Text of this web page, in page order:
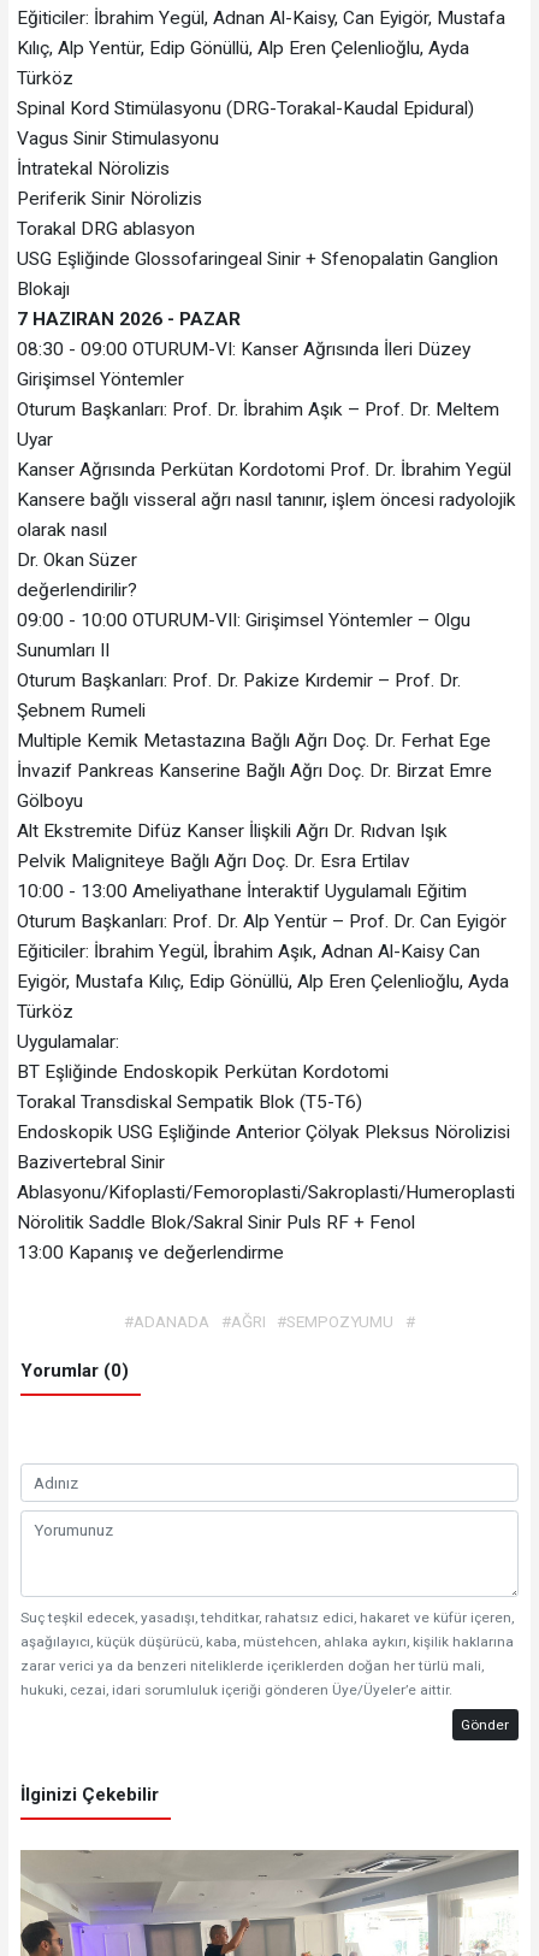
Eğiticiler: İbrahim Yegül, Adnan Al-Kaisy, Can Eyigör, Mustafa
Kılıç, Alp Yentür, Edip Gönüllü, Alp Eren Çelenlioğlu, Ayda
Türköz
Spinal Kord Stimülasyonu (DRG-Torakal-Kaudal Epidural)
Vagus Sinir Stimulasyonu
İntratekal Nörolizis
Periferik Sinir Nörolizis
Torakal DRG ablasyon
USG Eşliğinde Glossofaringeal Sinir + Sfenopalatin Ganglion
Blokajı
7 HAZIRAN 2026 - PAZAR
08:30 - 09:00 OTURUM-VI: Kanser Ağrısında İleri Düzey
Girişimsel Yöntemler
Oturum Başkanları: Prof. Dr. İbrahim Aşık – Prof. Dr. Meltem
Uyar
Kanser Ağrısında Perkütan Kordotomi Prof. Dr. İbrahim Yegül
Kansere bağlı visseral ağrı nasıl tanınır, işlem öncesi radyolojik
olarak nasıl
Dr. Okan Süzer
değerlendirilir?
09:00 - 10:00 OTURUM-VII: Girişimsel Yöntemler – Olgu
Sunumları II
Oturum Başkanları: Prof. Dr. Pakize Kırdemir – Prof. Dr.
Şebnem Rumeli
Multiple Kemik Metastazına Bağlı Ağrı Doç. Dr. Ferhat Ege
İnvazif Pankreas Kanserine Bağlı Ağrı Doç. Dr. Birzat Emre
Gölboyu
Alt Ekstremite Difüz Kanser İlişkili Ağrı Dr. Rıdvan Işık
Pelvik Maligniteye Bağlı Ağrı Doç. Dr. Esra Ertilav
10:00 - 13:00 Ameliyathane İnteraktif Uygulamalı Eğitim
Oturum Başkanları: Prof. Dr. Alp Yentür – Prof. Dr. Can Eyigör
Eğiticiler: İbrahim Yegül, İbrahim Aşık, Adnan Al-Kaisy Can
Eyigör, Mustafa Kılıç, Edip Gönüllü, Alp Eren Çelenlioğlu, Ayda
Türköz
Uygulamalar:
BT Eşliğinde Endoskopik Perkütan Kordotomi
Torakal Transdiskal Sempatik Blok (T5-T6)
Endoskopik USG Eşliğinde Anterior Çölyak Pleksus Nörolizisi
Bazivertebral Sinir
Ablasyonu/Kifoplasti/Femoroplasti/Sakroplasti/Humeroplasti
Nörolitik Saddle Blok/Sakral Sinir Puls RF + Fenol
13:00 Kapanış ve değerlendirme
#ADANADA #AĞRI #SEMPOZYUMU #
Yorumlar (0)
Suç teşkil edecek, yasadışı, tehditkar, rahatsız edici, hakaret ve küfür içeren,
aşağılayıcı, küçük düşürücü, kaba, müstehcen, ahlaka aykırı, kişilik haklarına
zarar verici ya da benzeri niteliklerde içeriklerden doğan her türlü mali,
hukuki, cezai, idari sorumluluk içeriği gönderen Üye/Üyeler’e aittir.
Gönder
İlginizi Çekebilir